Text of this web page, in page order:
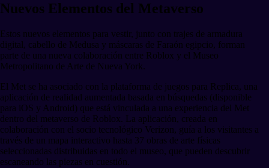
Nuevos Elementos del Metaverso
Estos nuevos elementos para vestir, junto con trajes de armadura
digital, cabello de Medusa y máscaras de Faraón egipcio, forman
parte de una nueva colaboración entre Roblox y el Museo
Metropolitano de Arte de Nueva York.
El Met se ha asociado con la plataforma de juegos para Replica, una
aplicación de realidad aumentada basada en búsquedas (disponible
para iOS y Android) que está vinculada a una experiencia del Met
dentro del metaverso de Roblox. La aplicación, creada en
colaboración con el socio tecnológico Verizon, guía a los visitantes a
través de un mapa interactivo hasta 37 obras de arte físicas
seleccionadas distribuidas en todo el museo, que pueden descubrir
escaneando las piezas en cuestión.